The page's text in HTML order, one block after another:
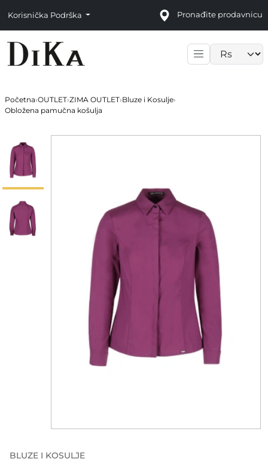
Korisnička Podrška Pronađite prodavnicu
Početna›OUTLET›ZIMA OUTLET›Bluze i Kosulje›
Obložena pamučna košulja
BLUZE I KOSULJE